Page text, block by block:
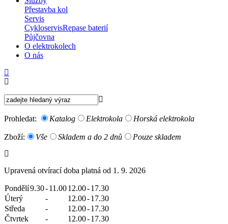
Přestavba kol
Servis
CykloservisRepase baterií
Půjčovna
O elektrokolech
O nás
Prohledat: Katalog Elektrokola Horská elektrokola
Zboží: Vše Skladem a do 2 dnů Pouze skladem
Upravená otvírací doba platná od 1. 9. 2026
Pondělí9.30-11.0012.00-17.30
Úterý
- 12.00-17.30
Středa
- 12.00-17.30
Čtvrtek
- 12.00-17.30